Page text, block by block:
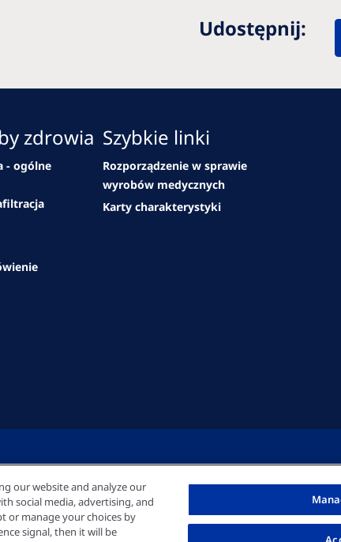
Udostępnij:
zdrowia
- ogólne
Szybkie linki
Rozporządzenie w sprawie
wyrobów medycznych
Karty charakterystyki
our website and analyze our
social media, advertising, and
or manage your choices by
signal, then it will be